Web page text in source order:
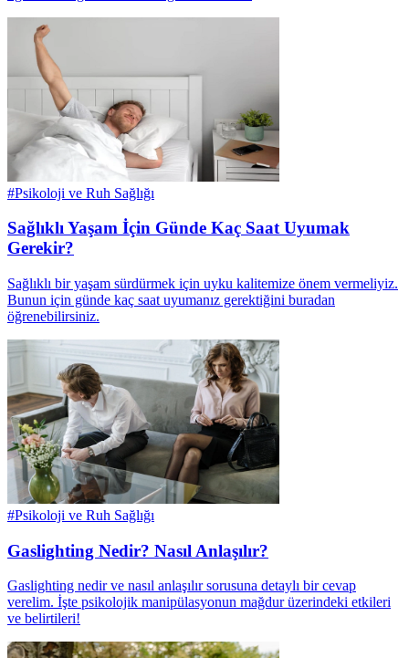
#Psikoloji ve Ruh Sağlığı
Sağlıklı Yaşam İçin Günde Kaç Saat Uyumak
Gerekir?
Sağlıklı bir yaşam sürdürmek için uyku kalitemize önem vermeliyiz.
Bunun için günde kaç saat uyumanız gerektiğini buradan
öğrenebilirsiniz.
#Psikoloji ve Ruh Sağlığı
Gaslighting Nedir? Nasıl Anlaşılır?
Gaslighting nedir ve nasıl anlaşılır sorusuna detaylı bir cevap
verelim. İşte psikolojik manipülasyonun mağdur üzerindeki etkileri
ve belirtileri!